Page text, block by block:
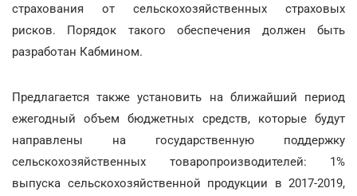
страхования от сельскохозяйственных страховых
рисков. Порядок такого обеспечения должен быть
разработан Кабмином.
Предлагается также установить на ближайший период
ежегодный объем бюджетных средств, которые будут
направлены на государственную поддержку
сельскохозяйственных товаропроизводителей: 1%
выпуска сельскохозяйственной продукции в 2017-2019,